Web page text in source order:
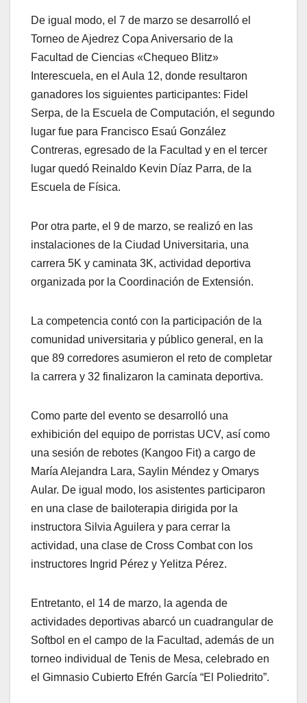
De igual modo, el 7 de marzo se desarrolló el
Torneo de Ajedrez Copa Aniversario de la
Facultad de Ciencias «Chequeo Blitz»
Interescuela, en el Aula 12, donde resultaron
ganadores los siguientes participantes: Fidel
Serpa, de la Escuela de Computación, el segundo
lugar fue para Francisco Esaú González
Contreras, egresado de la Facultad y en el tercer
lugar quedó Reinaldo Kevin Díaz Parra, de la
Escuela de Física.
Por otra parte, el 9 de marzo, se realizó en las
instalaciones de la Ciudad Universitaria, una
carrera 5K y caminata 3K, actividad deportiva
organizada por la Coordinación de Extensión.
La competencia contó con la participación de la
comunidad universitaria y público general, en la
que 89 corredores asumieron el reto de completar
la carrera y 32 finalizaron la caminata deportiva.
Como parte del evento se desarrolló una
exhibición del equipo de porristas UCV, así como
una sesión de rebotes (Kangoo Fit) a cargo de
María Alejandra Lara, Saylin Méndez y Omarys
Aular. De igual modo, los asistentes participaron
en una clase de bailoterapia dirigida por la
instructora Silvia Aguilera y para cerrar la
actividad, una clase de Cross Combat con los
instructores Ingrid Pérez y Yelitza Pérez.
Entretanto, el 14 de marzo, la agenda de
actividades deportivas abarcó un cuadrangular de
Softbol en el campo de la Facultad, además de un
torneo individual de Tenis de Mesa, celebrado en
el Gimnasio Cubierto Efrén García “El Poliedrito”.